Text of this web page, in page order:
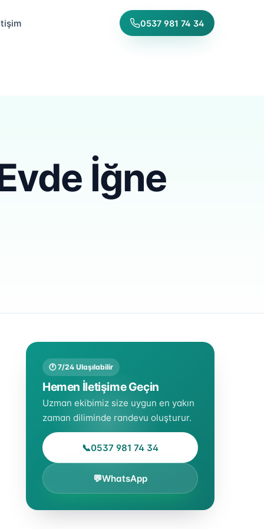
0537 981 74 34
İğne
🕐 7/24 Ulaşılabilir
Hemen İletişime Geçin
Uzman ekibimiz size uygun en yakın
zaman diliminde randevu oluşturur.
📞0537 981 74 34
💬WhatsApp